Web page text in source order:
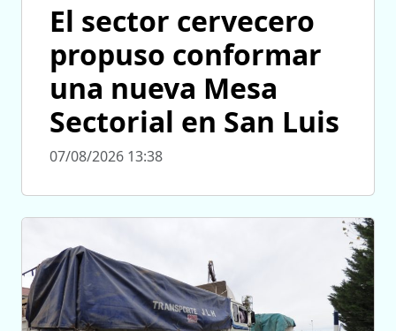
El sector cervecero
propuso conformar
una nueva Mesa
Sectorial en San Luis
07/08/2026 13:38